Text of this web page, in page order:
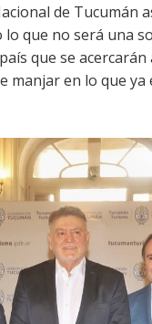
de Tucumán
que no será una
que se
en lo que